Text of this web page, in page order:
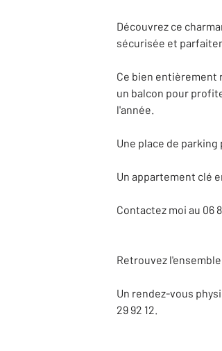
Découvrez ce
sécurisée et
Ce bien entièrement
un balcon pour
l'année.
Une place de
Un appartement clé
Contactez moi au 06
Retrouvez
Un rendez-vous
29 92 12.